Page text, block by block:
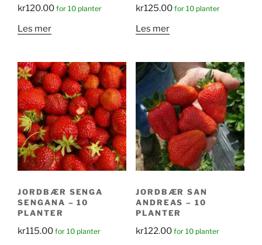
kr120.00 for 10 planter
Les mer
kr125.00 for 10 planter
Les mer
JORDBÆR SENGA
SENGANA – 10
PLANTER
kr115.00 for 10 planter
JORDBÆR SAN
ANDREAS – 10
PLANTER
kr122.00 for 10 planter